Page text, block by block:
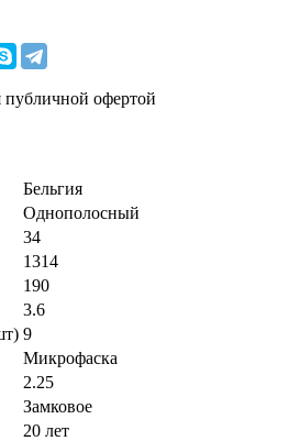
публичной офертой
Бельгия
Однополосный
34
1314
190
3.6
9
Микрофаска
2.25
Замковое
20 лет